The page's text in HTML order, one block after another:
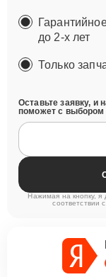
до 2-х лет
Только
Оставьте заявку, и
поможет с выбором
Нажимая на кнопку, я
соответствии с